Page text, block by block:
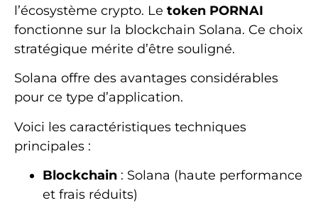
l’écosystème crypto. Le token PORNAI
fonctionne sur la blockchain Solana. Ce choix
stratégique mérite d’être souligné.
Solana offre des avantages considérables
pour ce type d’application.
Voici les caractéristiques techniques
principales :
Blockchain : Solana (haute performance
et frais réduits)